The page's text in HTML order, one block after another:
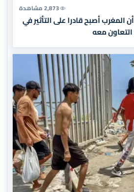
2,873 مشاهدة
المغرب أصبح قادرا على التأثير في
معه